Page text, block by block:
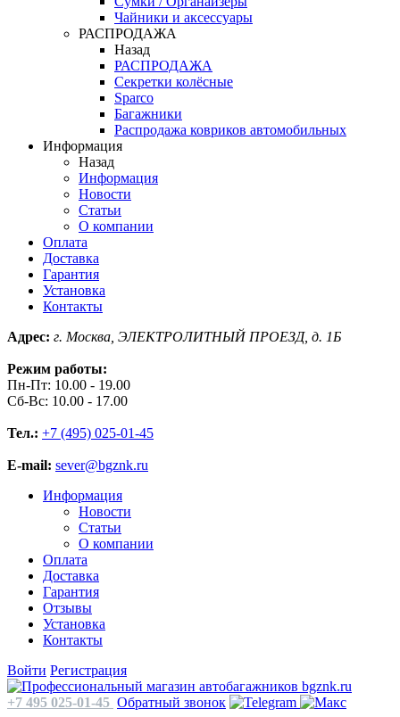
Чайники и аксессуары
РАСПРОДАЖА
Назад
РАСПРОДАЖА
Секретки колёсные
Sparco
Багажники
Распродажа ковриков автомобильных
Информация
Назад
Информация
Новости
Статьи
О компании
Оплата
Доставка
Гарантия
Установка
Контакты
Адрес: г. Москва, ЭЛЕКТРОЛИТНЫЙ ПРОЕЗД, д. 1Б
Режим работы:
Пн-Пт: 10.00 - 19.00
Сб-Вс: 10.00 - 17.00
Тел.: +7 (495) 025-01-45
E-mail: sever@bgznk.ru
Информация
Новости
Статьи
О компании
Оплата
Доставка
Гарантия
Отзывы
Установка
Контакты
Войти Регистрация
+7 495 025-01-45 Обратный звонок